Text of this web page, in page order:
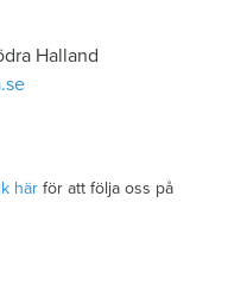
Halland
här för att följa oss på